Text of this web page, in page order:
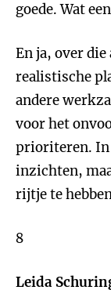
goede. Wat
En ja, over
realistische
andere
voor het
prioriteren. In
inzichten,
rijtje te
8
Leida